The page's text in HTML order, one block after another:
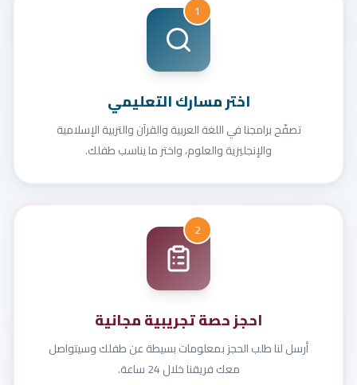
1
اختر مسارك التعليمي
تصفّح برامجنا في اللغة العربية والقرآن والتربية الإسلامية
والإنجليزية والعلوم، واختر ما يناسب طفلك.
2
احجز حصة تجريبية مجانية
أرسل لنا طلب الحجز بمعلومات بسيطة عن طفلك وسيتواصل
معك فريقنا خلال 24 ساعة.